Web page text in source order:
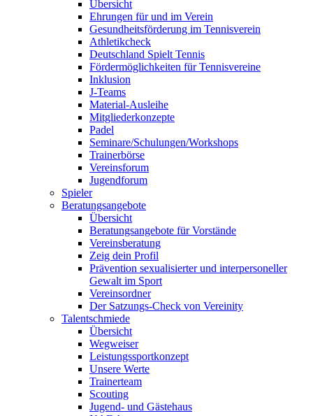
Übersicht
Ehrungen für und im Verein
Gesundheitsförderung im Tennisverein
Athletikcheck
Deutschland Spielt Tennis
Fördermöglichkeiten für Tennisvereine
Inklusion
J-Teams
Material-Ausleihe
Mitgliederkonzepte
Padel
Seminare/Schulungen/Workshops
Trainerbörse
Vereinsforum
Jugendforum
Spieler
Beratungsangebote
Übersicht
Beratungsangebote für Vorstände
Vereinsberatung
Zeig dein Profil
Prävention sexualisierter und interpersoneller
Gewalt im Sport
Vereinsordner
Der Satzungs-Check von Vereinity
Talentschmiede
Übersicht
Wegweiser
Leistungssportkonzept
Unsere Werte
Trainerteam
Scouting
Jugend- und Gästehaus